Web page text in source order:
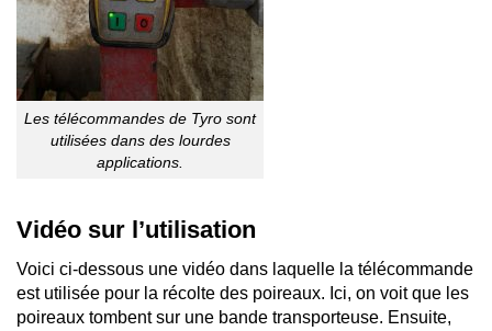
Les télécommandes de Tyro sont
utilisées dans des lourdes
applications.
Vidéo sur l’utilisation
Voici ci-dessous une vidéo dans laquelle la télécommande
est utilisée pour la récolte des poireaux. Ici, on voit que les
poireaux tombent sur une bande transporteuse. Ensuite,